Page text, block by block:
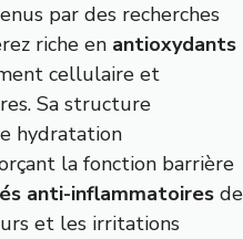
par des recherches
riche en antioxydants
cellulaire et
Sa structure
hydratation
la fonction barrière
anti-inflammatoires de
et les irritations